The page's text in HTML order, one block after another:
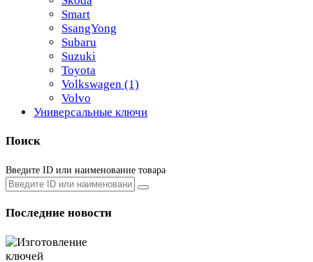
Smart
SsangYong
Subaru
Suzuki
Toyota
Volkswagen (1)
Volvo
Универсальные ключи
Поиск
Введите ID или наименование товара
Последние новости